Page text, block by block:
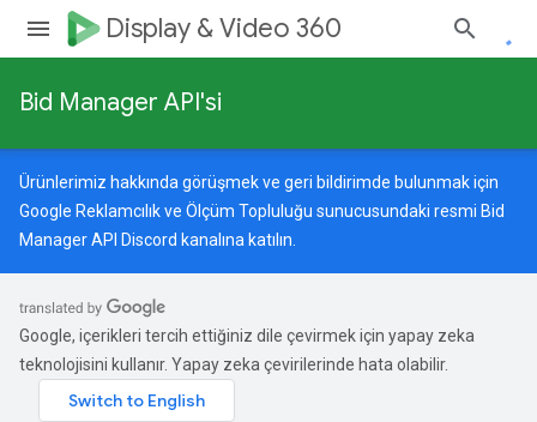
Display & Video 360
Bid Manager API'si
Ürünlerimiz hakkında görüşmek ve geri bildirimde bulunmak için
Google Reklamcılık ve Ölçüm Topluluğu sunucusundaki resmi Bid
Manager API Discord kanalına katılın.
Google, içerikleri tercih ettiğiniz dile çevirmek için yapay zeka
teknolojisini kullanır. Yapay zeka çevirilerinde hata olabilir.